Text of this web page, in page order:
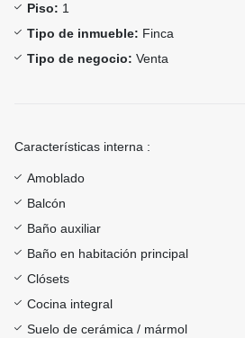
Piso: 1
Tipo de inmueble: Finca
Tipo de negocio: Venta
Características interna :
Amoblado
Balcón
Baño auxiliar
Baño en habitación principal
Clósets
Cocina integral
Suelo de cerámica / mármol